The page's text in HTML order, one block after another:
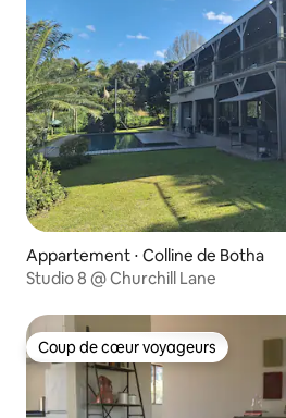
Appartement ⋅ Colline de Botha
Studio 8 @ Churchill Lane
Coup de cœur voyageurs
Coup de cœur voyageurs